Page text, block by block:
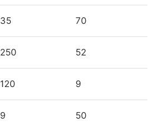
35 70
250 52
120 9
9 50